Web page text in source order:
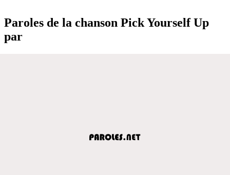
Paroles de la chanson Pick Yourself Up
par